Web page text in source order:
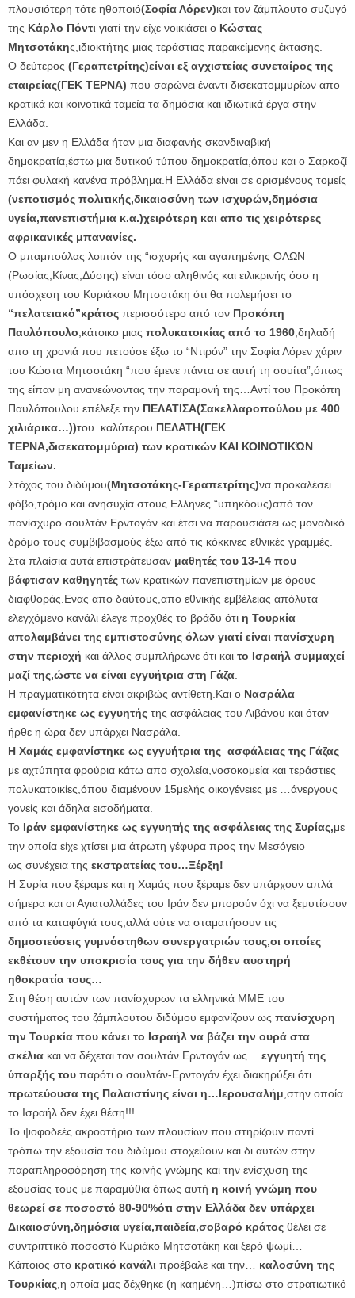
πλουσιότερη τότε ηθοποιό(Σοφία Λόρεν)και τον ζάμπλουτο συζυγό
της Κάρλο Πόντι γιατί την είχε νοικιάσει ο Κώστας
Μητσοτάκης,ιδιοκτήτης μιας τεράστιας παρακείμενης έκτασης.
Ο δεύτερος (Γεραπετρίτης)είναι εξ αγχιστείας συνεταίρος της
εταιρείας(ΓΕΚ ΤΕΡΝΑ) που σαρώνει έναντι δισεκατομμυρίων απο
κρατικά και κοινοτικά ταμεία τα δημόσια και ιδιωτικά έργα στην
Ελλάδα.
Και αν μεν η Ελλάδα ήταν μια διαφανής σκανδιναβική
δημοκρατία,έστω μια δυτικού τύπου δημοκρατία,όπου και ο Σαρκοζί
πάει φυλακή κανένα πρόβλημα.Η Ελλάδα είναι σε ορισμένους τομείς
(νεποτισμός πολιτικής,δικαιοσύνη των ισχυρών,δημόσια
υγεία,πανεπιστήμια κ.α.)χειρότερη και απο τις χειρότερες
αφρικανικές μπανανίες.
Ο μπαμπούλας λοιπόν της “ισχυρής και αγαπημένης ΟΛΩΝ
(Ρωσίας,Κίνας,Δύσης) είναι τόσο αληθινός και ειλικρινής όσο η
υπόσχεση του Κυριάκου Μητσοτάκη ότι θα πολεμήσει το
“πελατειακό”κράτος περισσότερο από τον Προκόπη
Παυλόπουλο,κάτοικο μιας πολυκατοικίας από το 1960,δηλαδή
απο τη χρονιά που πετούσε έξω το “Ντιρόν” την Σοφία Λόρεν χάριν
του Κώστα Μητσοτάκη “που έμενε πάντα σε αυτή τη σουίτα”,όπως
της είπαν μη ανανεώνοντας την παραμονή της…Αντί του Προκόπη
Παυλόπουλου επέλεξε την ΠΕΛΑΤΙΣΑ(Σακελλαροπούλου με 400
χιλιάρικα…))του καλύτερου ΠΕΛΑΤΗ(ΓΕΚ
ΤΕΡΝΑ,δισεκατομμύρια) των κρατικών ΚΑΙ ΚΟΙΝΟΤΙΚΏΝ
Ταμείων.
Στόχος του διδύμου(Μητσοτάκης-Γεραπετρίτης)να προκαλέσει
φόβο,τρόμο και ανησυχία στους Ελληνες “υπηκόους)από τον
πανίσχυρο σουλτάν Ερντογάν και έτσι να παρουσιάσει ως μοναδικό
δρόμο τους συμβιβασμούς έξω από τις κόκκινες εθνικές γραμμές.
Στα πλαίσια αυτά επιστράτευσαν μαθητές του 13-14 που
βάφτισαν καθηγητές των κρατικών πανεπιστημίων με όρους
διαφθοράς.Ενας απο δαύτους,απο εθνικής εμβέλειας απόλυτα
ελεγχόμενο κανάλι έλεγε προχθές το βράδυ ότι η Τουρκία
απολαμβάνει της εμπιστοσύνης όλων γιατί είναι πανίσχυρη
στην περιοχή και άλλος συμπλήρωνε ότι και το Ισραήλ συμμαχεί
μαζί της,ώστε να είναι εγγυήτρια στη Γάζα.
Η πραγματικότητα είναι ακριβώς αντίθετη.Και ο Νασράλα
εμφανίστηκε ως εγγυητής της ασφάλειας του Λιβάνου και όταν
ήρθε η ώρα δεν υπάρχει Νασράλα.
Η Χαμάς εμφανίστηκε ως εγγυήτρια της ασφάλειας της Γάζας
με αχτύπητα φρούρια κάτω απο σχολεία,νοσοκομεία και τεράστιες
πολυκατοικίες,όπου διαμένουν 15μελής οικογένειες με …άνεργους
γονείς και άδηλα εισοδήματα.
Το Ιράν εμφανίστηκε ως εγγυητής της ασφάλειας της Συρίας,με
την οποία είχε χτίσει μια άτρωτη γέφυρα προς την Μεσόγειο
ως συνέχεια της εκστρατείας του…Ξέρξη!
Η Συρία που ξέραμε και η Χαμάς που ξέραμε δεν υπάρχουν απλά
σήμερα και οι Αγιατολλάδες του Ιράν δεν μπορούν όχι να ξεμυτίσουν
από τα καταφύγιά τους,αλλά ούτε να σταματήσουν τις
δημοσιεύσεις γυμνόστηθων συνεργατριών τους,οι οποίες
εκθέτουν την υποκρισία τους για την δήθεν αυστηρή
ηθοκρατία τους…
Στη θέση αυτών των πανίσχυρων τα ελληνικά ΜΜΕ του
συστήματος του ζάμπλουτου διδύμου εμφανίζουν ως πανίσχυρη
την Τουρκία που κάνει το Ισραήλ να βάζει την ουρά στα
σκέλια και να δέχεται τον σουλτάν Ερντογάν ως …εγγυητή της
ύπαρξής του παρότι ο σουλτάν-Ερντογάν έχει διακηρύξει ότι
πρωτεύουσα της Παλαιστίνης είναι η…Ιερουσαλήμ,στην οποία
το Ισραήλ δεν έχει θέση!!!
Το ψοφοδεές ακροατήριο των πλουσίων που στηρίζουν παντί
τρόπω την εξουσία του διδύμου στοχεύουν και δι αυτών στην
παραπληροφόρηση της κοινής γνώμης και την ενίσχυση της
εξουσίας τους με παραμύθια όπως αυτή η κοινή γνώμη που
θεωρεί σε ποσοστό 80-90%ότι στην Ελλάδα δεν υπάρχει
Δικαιοσύνη,δημόσια υγεία,παιδεία,σοβαρό κράτος θέλει σε
συντριπτικό ποσοστό Κυριάκο Μητσοτάκη και ξερό ψωμί…
Κάποιος στο κρατικό κανάλι προέβαλε και την… καλοσύνη της
Τουρκίας,η οποία μας δέχθηκε (η καημένη…)πίσω στο στρατιωτικό